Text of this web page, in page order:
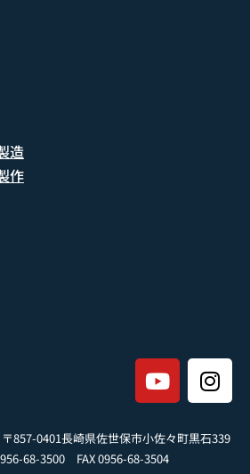
造
作
857-0401長崎県佐世保市小佐々町黒石339
68-3500 FAX 0956-68-3504